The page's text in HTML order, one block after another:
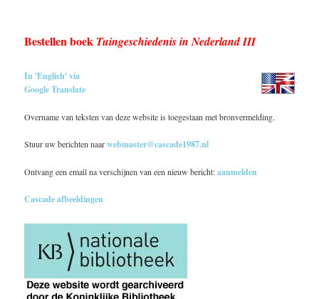
Bestellen boek Tuingeschiedenis in Nederland III
In 'English' via
Google Translate
Overname van teksten van deze website is toegestaan met bronvermelding.
Stuur uw berichten naarwebmaster@cascade1987.nl
Ontvang een email na verschijnen van een nieuw bericht:aanmelden
Cascade afbeeldingen